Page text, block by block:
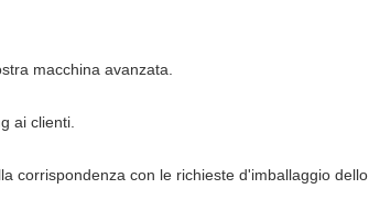
macchina avanzata.
ai clienti.
corrispondenza con le richieste d'imballaggio dello